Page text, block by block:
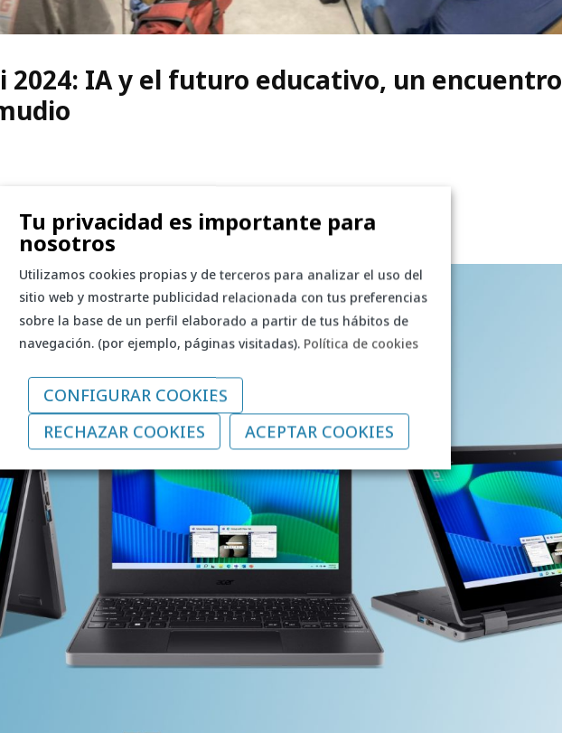
2024: IA y el futuro educativo, un encuentro
Tu privacidad es importante para
nosotros
Utilizamos cookies propias y de terceros para analizar el uso del
sitio web y mostrarte publicidad relacionada con tus preferencias
sobre la base de un perfil elaborado a partir de tus hábitos de
navegación. (por ejemplo, páginas visitadas). Política de cookies
CONFIGURAR COOKIES
RECHAZAR COOKIES
ACEPTAR COOKIES